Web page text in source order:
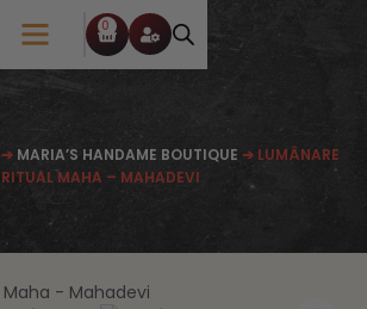
0
➔ MARIA’S HANDAME BOUTIQUE ➔ LUMÂNARE
RITUAL MAHA – MAHADEVI